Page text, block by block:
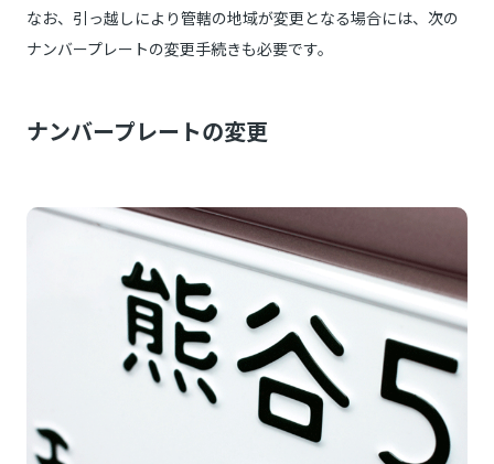
なお、引っ越しにより管轄の地域が変更となる場合には、次の
ナンバープレートの変更手続きも必要です。
ナンバープレートの変更